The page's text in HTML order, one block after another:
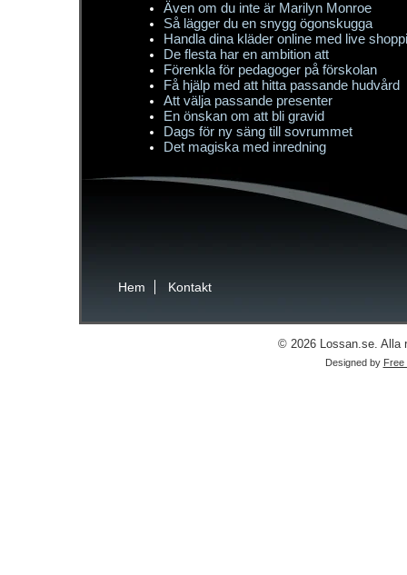
Även om du inte är Marilyn Monroe
Så lägger du en snygg ögonskugga
Handla dina kläder online med live
De flesta har en ambition att
Förenkla för pedagoger på förskolan
Få hjälp med att hitta passande hudvård
Att välja passande presenter
En önskan om att bli gravid
Dags för ny säng till sovrummet
Det magiska med inredning
Hem Kontakt
© 2026 Lossan.se. Alla
Designed by Free